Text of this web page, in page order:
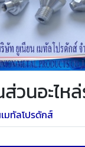
วนอะไห
มทัลโปรดักส์